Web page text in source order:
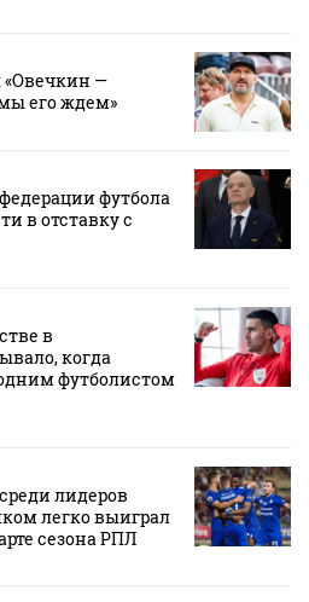
«Овечкин —
его ждем»
футбола
в отставку с
в
когда
футболистом
лидеров
легко выиграл
сезона РПЛ